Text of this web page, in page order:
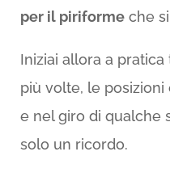
per il piriformeche si
Iniziai allora a
più volte, le
e nel giro di qualche
solo un ricordo.